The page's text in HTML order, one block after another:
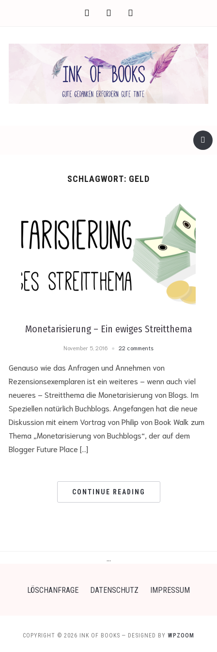
facebook twitter instagram
SCHLAGWORT: GELD
Monetarisierung – Ein ewiges Streitthema
November 5, 2016 22 comments
Genauso wie das Anfragen und Annehmen von
Rezensionsexemplaren ist ein weiteres – wenn auch viel
neueres – Streitthema die Monetarisierung von Blogs. Im
Speziellen natürlich Buchblogs. Angefangen hat die neue
Diskussion mit einem Vortrag von Philip von Book Walk zum
Thema „Monetarisierung von Buchblogs“, der auf dem
Blogger Future Place […]
CONTINUE READING
LÖSCHANFRAGE DATENSCHUTZ IMPRESSUM
COPYRIGHT © 2026 INK OF BOOKS — DESIGNED BY WPZOOM